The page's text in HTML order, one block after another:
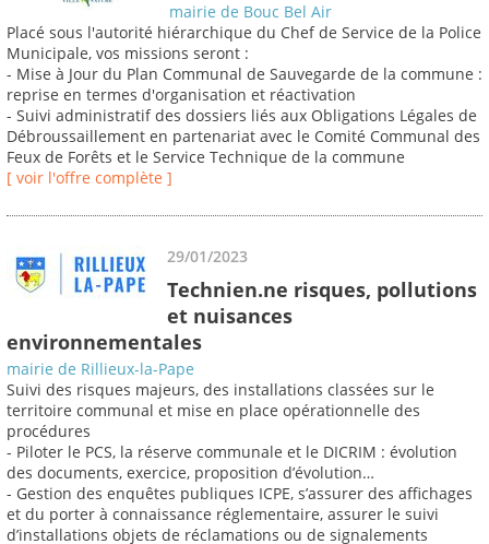
mairie de Bouc Bel Air
Placé sous l'autorité hiérarchique du Chef de Service de la Police
Municipale, vos missions seront :
- Mise à Jour du Plan Communal de Sauvegarde de la commune :
reprise en termes d'organisation et réactivation
- Suivi administratif des dossiers liés aux Obligations Légales de
Débroussaillement en partenariat avec le Comité Communal des
Feux de Forêts et le Service Technique de la commune
[ voir l'offre complète ]
29/01/2023
Technien.ne risques, pollutions
et nuisances
environnementales
mairie de Rillieux-la-Pape
Suivi des risques majeurs, des installations classées sur le
territoire communal et mise en place opérationnelle des
procédures
- Piloter le PCS, la réserve communale et le DICRIM : évolution
des documents, exercice, proposition d’évolution…
- Gestion des enquêtes publiques ICPE, s’assurer des affichages
et du porter à connaissance réglementaire, assurer le suivi
d’installations objets de réclamations ou de signalements